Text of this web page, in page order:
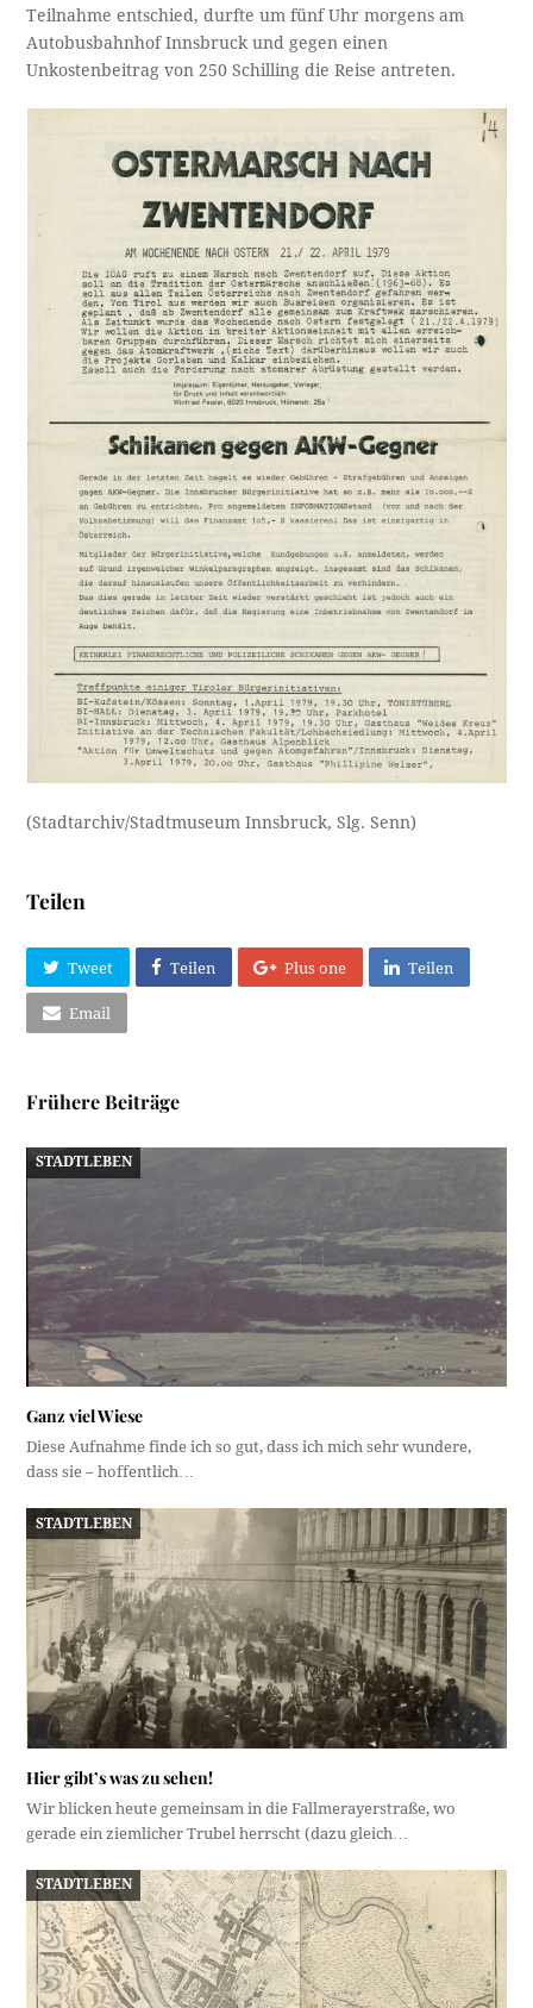
Teilnahme entschied, durfte um fünf Uhr morgens am
Autobusbahnhof Innsbruck und gegen einen
Unkostenbeitrag von 250 Schilling die Reise antreten.
(Stadtarchiv/Stadtmuseum Innsbruck, Slg. Senn)
Teilen
Tweet Teilen Plus one Teilen
Email
Frühere Beiträge
STADTLEBEN
Ganz viel Wiese
Diese Aufnahme finde ich so gut, dass ich mich sehr wundere,
dass sie – hoffentlich…
STADTLEBEN
Hier gibt’s was zu sehen!
Wir blicken heute gemeinsam in die Fallmerayerstraße, wo
gerade ein ziemlicher Trubel herrscht (dazu gleich…
STADTLEBEN